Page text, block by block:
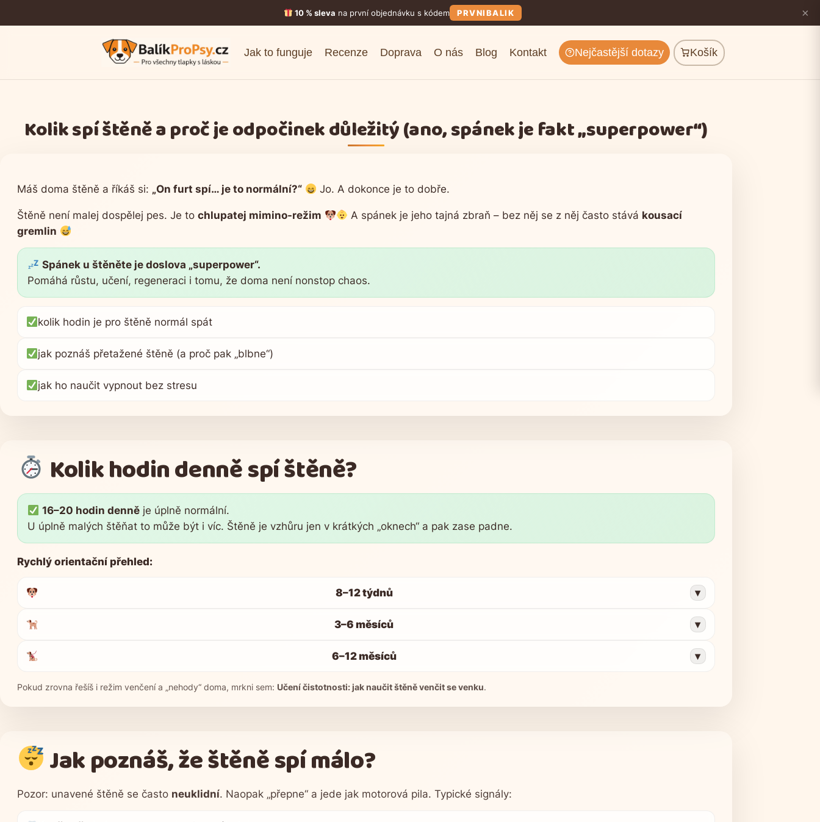
10 % sleva na první objednávku s kódem PRVNIBALIK ×
Jak to funguje Recenze Doprava O nás Blog Kontakt Nejčastější dotazy Košík
Kolik spí štěně a proč je odpočinek důležitý (ano, spánek je fakt „superpower“)
Máš doma štěně a říkáš si: „On furt spí… je to normální?“ Jo. A dokonce je to dobře.
Štěně není malej dospělej pes. Je to chlupatej mimino-režim A spánek je jeho tajná zbraň – bez něj se z něj často stává kousací
gremlin
Spánek u štěněte je doslova „superpower“.
Pomáhá růstu, učení, regeneraci i tomu, že doma není nonstop chaos.
kolik hodin je pro štěně normál spát
jak poznáš přetažené štěně (a proč pak „blbne“)
jak ho naučit vypnout bez stresu
Kolik hodin denně spí štěně?
16–20 hodin denně je úplně normální.
U úplně malých štěňat to může být i víc. Štěně je vzhůru jen v krátkých „oknech“ a pak zase padne.
Rychlý orientační přehled:
8–12 týdnů ▾
3–6 měsíců ▾
6–12 měsíců ▾
Pokud zrovna řešíš i režim venčení a „nehody“ doma, mrkni sem: Učení čistotnosti: jak naučit štěně venčit se venku.
Jak poznáš, že štěně spí málo?
Pozor: unavené štěně se často neuklidní. Naopak „přepne“ a jede jak motorová pila. Typické signály: